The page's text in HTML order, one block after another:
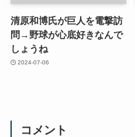
清原和博氏が巨人を電撃訪
問→野球が心底好きなんで
しょうね
2024-07-06
コメント